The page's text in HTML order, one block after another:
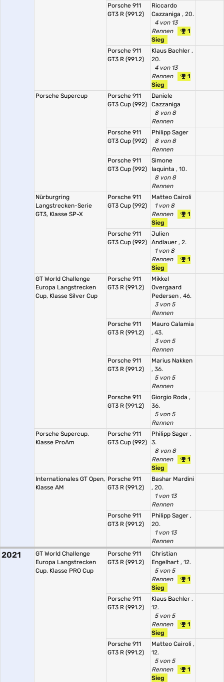
Porsche 911
GT3 R (991.2)
Riccardo
Cazzaniga , 20.
4 von 13
Rennen
1
Sieg
Porsche 911
GT3 R (991.2)
Klaus Bachler ,
20.
4 von 13
Rennen
1
Sieg
Porsche Supercup
Porsche 911
GT3 Cup (992)
Daniele
Cazzaniga
8 von 8
Rennen
Porsche 911
GT3 Cup (992)
Philipp Sager
8 von 8
Rennen
Porsche 911
GT3 Cup (992)
Simone
Iaquinta , 10.
8 von 8
Rennen
Nürburgring
Langstrecken-Serie
GT3, Klasse SP-X
Porsche 911
GT3 Cup (992)
Matteo Cairoli
1 von 8
Rennen
1
Sieg
Porsche 911
GT3 Cup (992)
Julien
Andlauer , 2.
1 von 8
Rennen
1
Sieg
GT World Challenge
Europa Langstrecken
Cup, Klasse Silver Cup
Porsche 911
GT3 R (991.2)
Mikkel
Overgaard
Pedersen , 46.
3 von 5
Rennen
Porsche 911
GT3 R (991.2)
Mauro Calamia
, 43.
3 von 5
Rennen
Porsche 911
GT3 R (991.2)
Marius Nakken
, 36.
5 von 5
Rennen
Porsche 911
GT3 R (991.2)
Giorgio Roda ,
36.
5 von 5
Rennen
Porsche Supercup,
Klasse ProAm
Porsche 911
GT3 Cup (992)
Philipp Sager ,
3.
8 von 8
Rennen
1
Sieg
Internationales GT Open,
Klasse AM
Porsche 911
GT3 R (991.2)
Bashar Mardini
, 20.
1 von 13
Rennen
Porsche 911
GT3 R (991.2)
Philipp Sager ,
20.
1 von 13
Rennen
2021
GT World Challenge
Europa Langstrecken
Cup, Klasse PRO Cup
Porsche 911
GT3 R (991.2)
Christian
Engelhart , 12.
5 von 5
Rennen
1
Sieg
Porsche 911
GT3 R (991.2)
Klaus Bachler ,
12.
5 von 5
Rennen
1
Sieg
Porsche 911
GT3 R (991.2)
Matteo Cairoli ,
12.
5 von 5
Rennen
1
Sieg